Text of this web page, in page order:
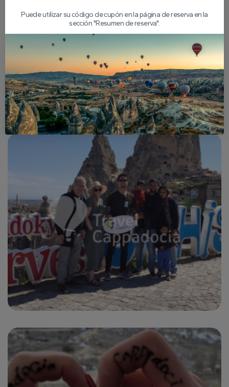
Puede utilizar su código de cupón en la página de reserva en la
sección "Resumen de reserva".